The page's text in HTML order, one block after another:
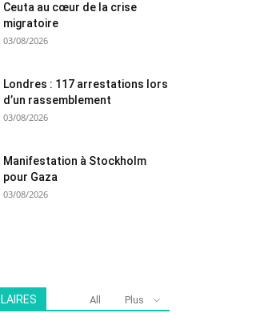
Ceuta au cœur de la crise
migratoire
03/08/2026
Londres : 117 arrestations lors
d’un rassemblement
03/08/2026
Manifestation à Stockholm
pour Gaza
03/08/2026
All Plus